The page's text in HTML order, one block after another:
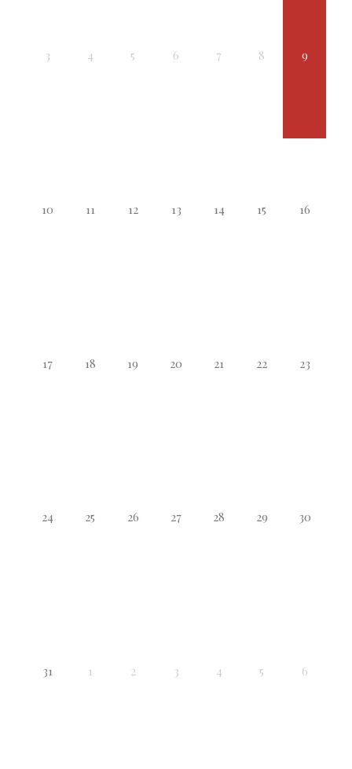
3 4 5 6 7 8 9
10 11 12 13 14 15 16
17 18 19 20 21 22 23
24 25 26 27 28 29 30
31 1 2 3 4 5 6